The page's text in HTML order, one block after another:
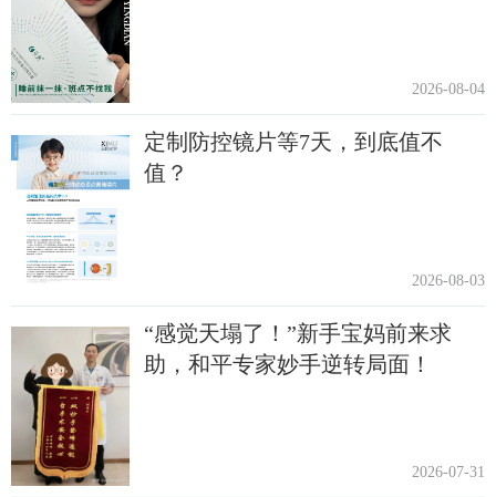
2026-08-04
定制防控镜片等7天，到底值不
值？
2026-08-03
“感觉天塌了！”新手宝妈前来求
助，和平专家妙手逆转局面！
2026-07-31